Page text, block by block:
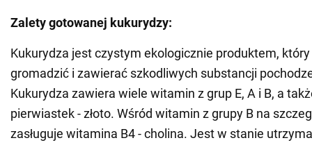
Zalety gotowanej kukurydzy:
Kukurydza jest czystym ekologicznie produktem,
gromadzić i zawierać szkodliwych substancji
Kukurydza zawiera wiele witamin z grup E, A i B, a
pierwiastek - złoto. Wśród witamin z grupy B na
zasługuje witamina B4 - cholina. Jest w stanie